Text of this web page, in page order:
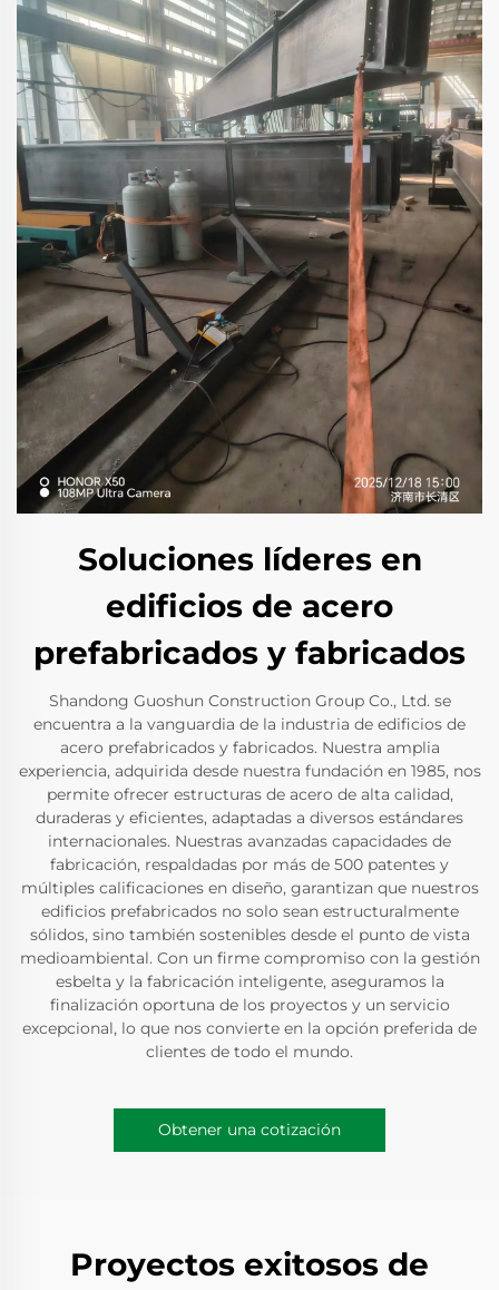
Soluciones líderes en
edificios de acero
prefabricados y fabricados
Shandong Guoshun Construction Group Co., Ltd. se
encuentra a la vanguardia de la industria de edificios de
acero prefabricados y fabricados. Nuestra amplia
experiencia, adquirida desde nuestra fundación en 1985, nos
permite ofrecer estructuras de acero de alta calidad,
duraderas y eficientes, adaptadas a diversos estándares
internacionales. Nuestras avanzadas capacidades de
fabricación, respaldadas por más de 500 patentes y
múltiples calificaciones en diseño, garantizan que nuestros
edificios prefabricados no solo sean estructuralmente
sólidos, sino también sostenibles desde el punto de vista
medioambiental. Con un firme compromiso con la gestión
esbelta y la fabricación inteligente, aseguramos la
finalización oportuna de los proyectos y un servicio
excepcional, lo que nos convierte en la opción preferida de
clientes de todo el mundo.
Obtener una cotización
Proyectos exitosos de